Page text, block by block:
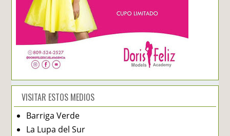
VISITAR ESTOS MEDIOS
Barriga Verde
La Lupa del Sur